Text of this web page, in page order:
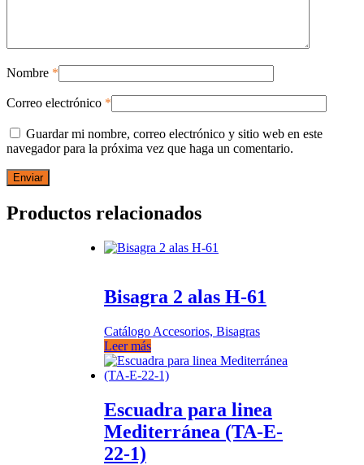
Nombre *
Correo electrónico *
Guardar mi nombre, correo electrónico y sitio web en este
navegador para la próxima vez que haga un comentario.
Productos relacionados
Bisagra 2 alas H-61
Catálogo Accesorios, Bisagras
Leer más
Escuadra para linea
Mediterránea (TA-E-
22-1)